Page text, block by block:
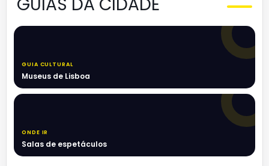
GUIA CULTURAL
Museus de Lisboa
ONDE IR
Salas de espetáculos